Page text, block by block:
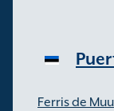
Ferris de